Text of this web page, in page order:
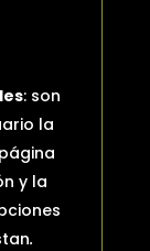
: son
la
y la
.